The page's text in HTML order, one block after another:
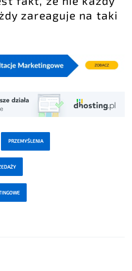
zareaguje na taki
PRZEMYŚLENIA